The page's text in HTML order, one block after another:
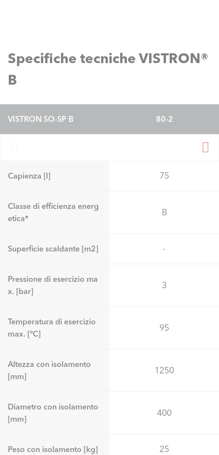
Specifiche tecniche VISTRON®
B
VISTRON SO-SP B 80-2
Capienza [l] 75
Classe di efficienza energ
etica*
B
Superficie scaldante [m2] -
Pressione di esercizio ma
x. [bar]
3
Temperatura di esercizio
max. [°C]
95
Altezza con isolamento
[mm]
1250
Diametro con isolamento
[mm]
400
Peso con isolamento [kg] 25